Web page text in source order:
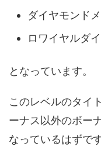
ダイヤモンド
ロワイヤルダ
となっています。
このレベルのタイ
ーナス以外のボー
なっているはずです